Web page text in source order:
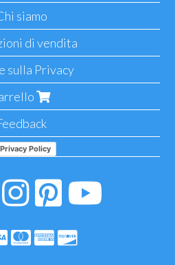
siamo
di vendita
sulla Privacy
Privacy Policy